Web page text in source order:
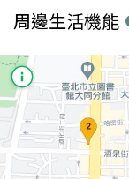
周邊生活機能